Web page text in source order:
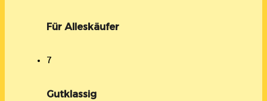
Für Alleskäufer
7
Gutklassig